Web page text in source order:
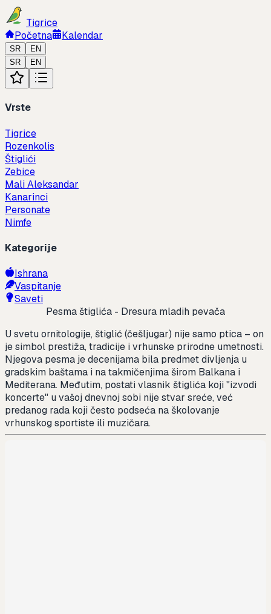
Tigrice
Početna
Kalendar
SR
EN
SR
EN
Vrste
Tigrice
Rozenkolis
Štiglići
Zebice
Mali Aleksandar
Kanarinci
Personate
Nimfe
Kategorije
Ishrana
Vaspitanje
Saveti
Pesma štiglića - Dresura mladih pevača
U svetu ornitologije, štiglić (češljugar) nije samo ptica – on
je simbol prestiža, tradicije i vrhunske prirodne umetnosti.
Njegova pesma je decenijama bila predmet divljenja u
gradskim baštama i na takmičenjima širom Balkana i
Mediterana. Međutim, postati vlasnik štiglića koji "izvodi
koncerte" u vašoj dnevnoj sobi nije stvar sreće, već
predanog rada koji često podseća na školovanje
vrhunskog sportiste ili muzičara.